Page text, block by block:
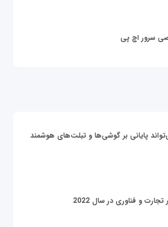
سرور اچ پی
پایانی بر گوشی‌ها و تبلت‌های هوشمند